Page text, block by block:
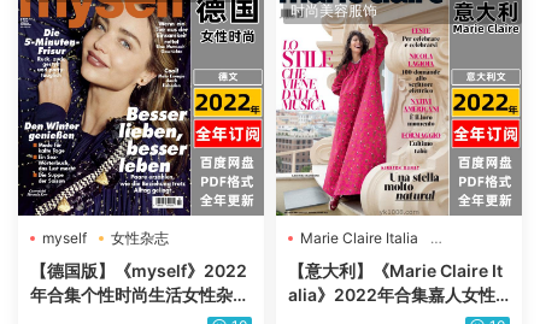
myself 女性杂志
【德国版】《myself》2022
年合集个性时尚生活女性杂志
优质现代生活灵感pdf杂志电
时尚美容服饰
Marie Claire Italia
女性杂志
【意大利】《Marie Claire It
alia》2022年合集嘉人女性
时尚潮流美容服饰时装pdf杂